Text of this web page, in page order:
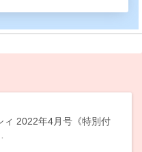
ィ 2022年4月号《特別付